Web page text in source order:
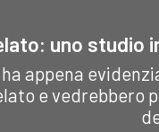
uno studio
appena
e vedrebbero